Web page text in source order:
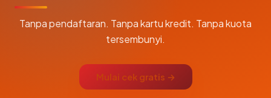
Tanpa pendaftaran. Tanpa kartu kredit. Tanpa kuota
tersembunyi.
Mulai cek gratis →